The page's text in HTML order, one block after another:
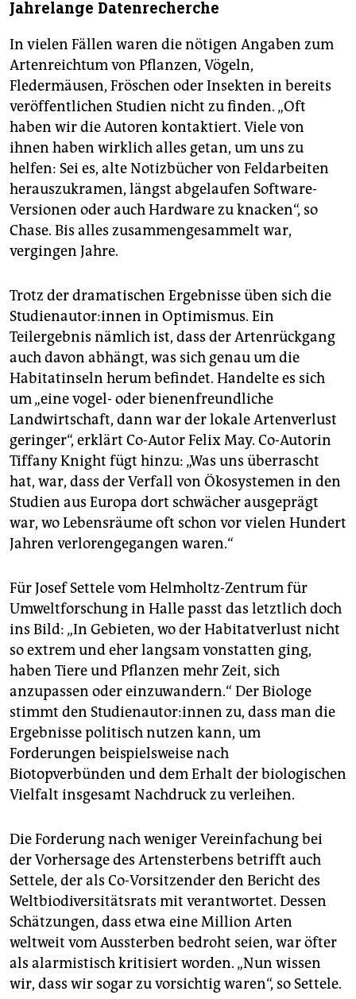
Jahrelange Datenrecherche
In vielen Fällen waren die nötigen Angaben zum
Artenreichtum von Pflanzen, Vögeln,
Fledermäusen, Fröschen oder Insekten in bereits
veröffentlichen Studien nicht zu finden. „Oft
haben wir die Autoren kontaktiert. Viele von
ihnen haben wirklich alles getan, um uns zu
helfen: Sei es, alte Notizbücher von Feldarbeiten
herauszukramen, längst abgelaufen Software-
Versionen oder auch Hardware zu knacken“, so
Chase. Bis alles zusammengesammelt war,
vergingen Jahre.
Trotz der dramatischen Ergebnisse üben sich die
Studienautor:innen in Optimismus. Ein
Teilergebnis nämlich ist, dass der Artenrückgang
auch davon abhängt, was sich genau um die
Habitatinseln herum befindet. Handelte es sich
um „eine vogel- oder bienenfreundliche
Landwirtschaft, dann war der lokale Artenverlust
geringer“, erklärt Co-Autor Felix May. Co-Autorin
Tiffany Knight fügt hinzu: „Was uns überrascht
hat, war, dass der Verfall von Ökosystemen in den
Studien aus Europa dort schwächer ausgeprägt
war, wo Lebensräume oft schon vor vielen Hundert
Jahren verlorengegangen waren.“
Für Josef Settele vom Helmholtz-Zentrum für
Umweltforschung in Halle passt das letztlich doch
ins Bild: „In Gebieten, wo der Habitatverlust nicht
so extrem und eher langsam vonstatten ging,
haben Tiere und Pflanzen mehr Zeit, sich
anzupassen oder einzuwandern.“ Der Biologe
stimmt den Studienautor:innen zu, dass man die
Ergebnisse politisch nutzen kann, um
Forderungen beispielsweise nach
Biotopverbünden und dem Erhalt der biologischen
Vielfalt insgesamt Nachdruck zu verleihen.
Die Forderung nach weniger Vereinfachung bei
der Vorhersage des Artensterbens betrifft auch
Settele, der als Co-Vorsitzender den Bericht des
Weltbiodiversitätsrats mit verantwortet. Dessen
Schätzungen, dass etwa eine Million Arten
weltweit vom Aussterben bedroht seien, war öfter
als alarmistisch kritisiert worden. „Nun wissen
wir, dass wir sogar zu vorsichtig waren“, so Settele.